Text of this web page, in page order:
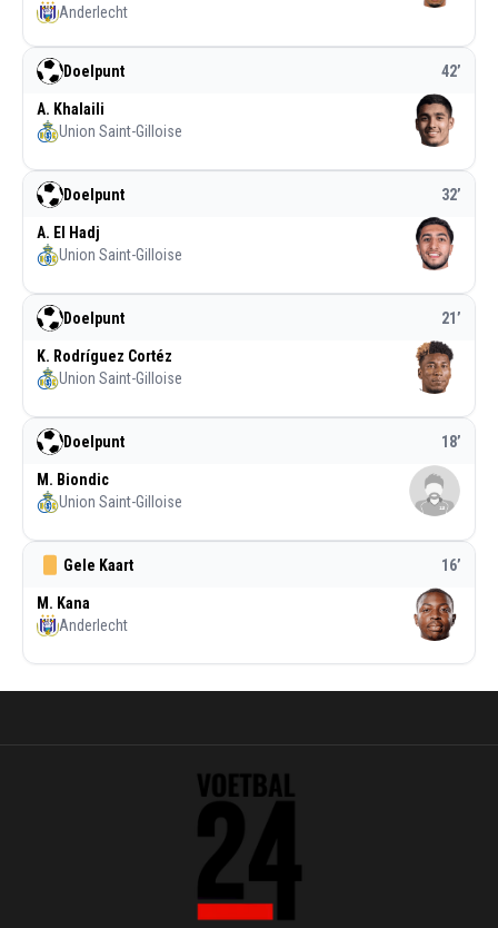
Gele Kaart 16’
M. Kana
Anderlecht
Doelpunt 18’
M. Biondic
Union Saint-Gilloise
Doelpunt 21’
K. Rodríguez Cortéz
Union Saint-Gilloise
Doelpunt 32’
A. El Hadj
Union Saint-Gilloise
Doelpunt 42’
A. Khalaili
Union Saint-Gilloise
Anderlecht